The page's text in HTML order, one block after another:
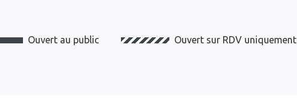
Ouvert au public Ouvert sur RDV uniquement